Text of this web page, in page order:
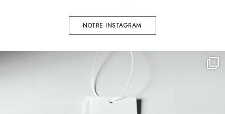
NOTRE INSTAGRAM